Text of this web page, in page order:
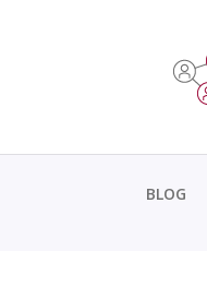
BLOG